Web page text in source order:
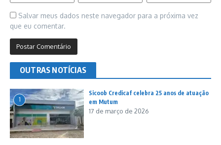
Salvar meus dados neste navegador para a próxima vez
que eu comentar.
OUTRAS NOTÍCIAS
1
Sicoob Credicaf celebra 25 anos de atuação
em Mutum
17 de março de 2026